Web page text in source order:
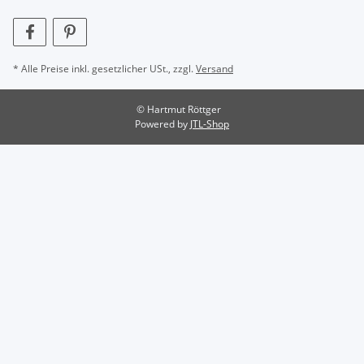
* Alle Preise inkl. gesetzlicher USt., zzgl.Versand
© Hartmut Röttger
Powered by JTL-Shop